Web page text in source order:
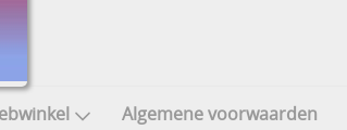
Algemene voorwaarden